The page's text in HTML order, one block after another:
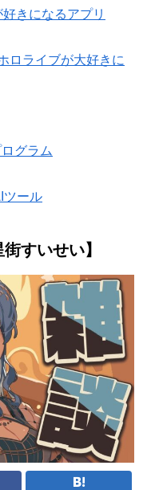
きになるアプリ
ライブが大好きに
グラム
ツール
すいせい】